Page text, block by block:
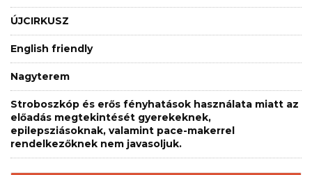
ÚJCIRKUSZ
English friendly
Nagyterem
Stroboszkóp és erős fényhatások használata miatt az
előadás megtekintését gyerekeknek,
epilepsziásoknak, valamint pace-makerrel
rendelkezőknek nem javasoljuk.